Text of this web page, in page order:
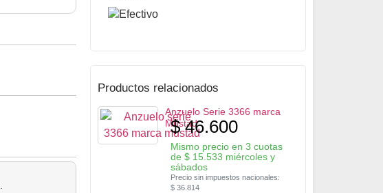
Productos relacionados
Anzuelo Serie 3366 marca
Mustad
$46.600
Mismo precio en 3 cuotas
de $15.533 miércoles y
sábados
Precio sin impuestos nacionales:
$36.814